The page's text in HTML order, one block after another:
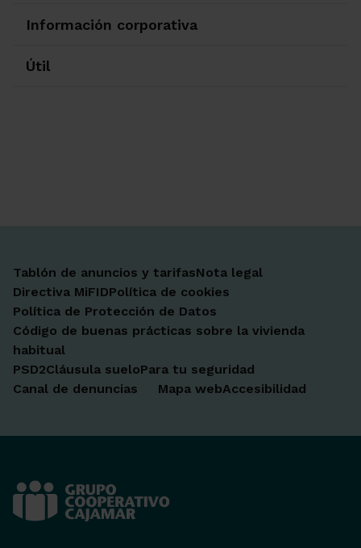
Información corporativa
Útil
Tablón de anuncios y tarifasNota legal
Directiva MiFIDPolítica de cookies
Política de Protección de Datos
Código de buenas prácticas sobre la vivienda
habitual
PSD2Cláusula sueloPara tu seguridad
Canal de denuncias
Mapa webAccesibilidad